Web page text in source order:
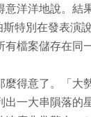
意洋洋地說。
特別在發表演
檔案儲存在同
麼得意了。「大
出一大串隕落的